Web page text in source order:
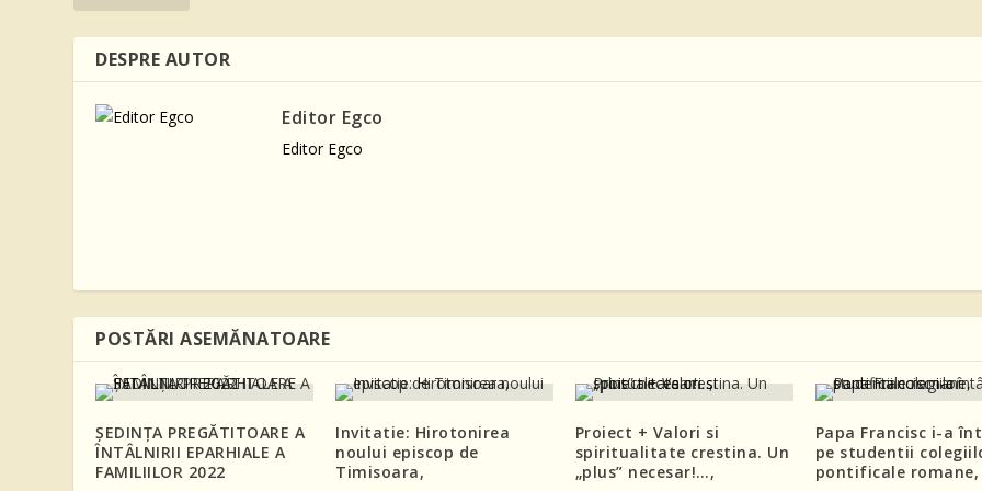
DESPRE AUTOR
Editor Egco
Editor Egco
POSTĂRI ASEMĂNATOARE
ŞEDINŢA PREGĂTITOARE A
ÎNTÂLNIRII EPARHIALE A
FAMILIILOR 2022
Invitatie: Hirotonirea
noului episcop de
Timisoara,
Proiect + Valori si
spiritualitate crestina. Un
„plus” necesar!…,
Papa Francisc i-a
pe studentii
pontificale romane,